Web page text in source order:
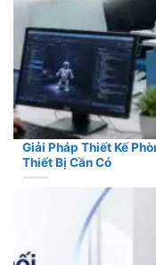
Giải Pháp Thiết Kế
Thiết Bị Cần Có